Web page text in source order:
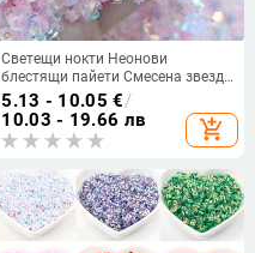
Светещи нокти Неонови
блестящи пайети Смесена звезда
Сърце Цвете Gillter Пайети
Флуоресцентно сияние на люспи
в декора за маникюр за изкуство
за нокти
5.13 - 10.05 €/
10.03 - 19.66 лв
add_shopping_cart